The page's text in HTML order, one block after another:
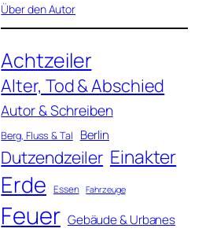
Über den Autor
Achtzeiler
Alter, Tod & Abschied
Autor & Schreiben
Berg, Fluss & Tal Berlin
Dutzendzeiler Einakter
Erde Essen Fahrzeuge
Feuer Gebäude & Urbanes